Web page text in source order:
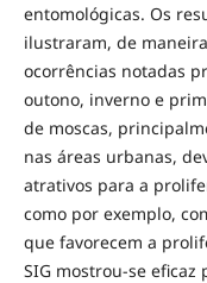
entomológicas. Os
ilustraram, de
ocorrências notadas
outono, inverno e
de moscas,
nas áreas urbanas,
atrativos para a
como por exemplo,
que favorecem a
SIG mostrou-se